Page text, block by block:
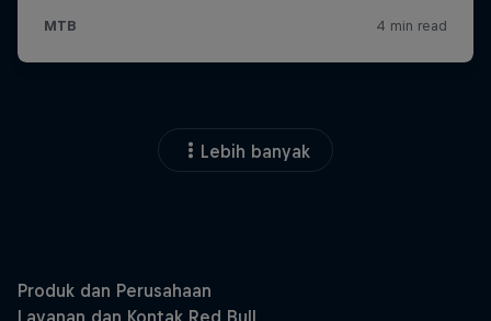
Lebih banyak